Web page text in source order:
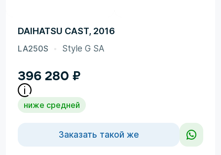
DAIHATSU CAST, 2016
LA250S Style G SA
396 280 ₽
ниже средней
Заказать такой же